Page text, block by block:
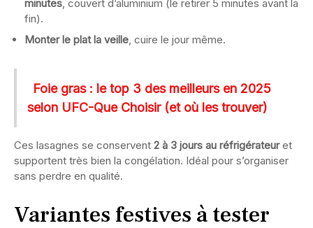
minutes, couvert d’aluminium (le retirer 5 minutes avant la
fin).
Monter le plat la veille , cuire le jour même.
Foie gras : le top 3 des meilleurs en 2025
selon UFC-Que Choisir (et où les trouver)
Ces lasagnes se conservent 2 à 3 jours au réfrigérateuret
supportent très bien la congélation. Idéal pour s’organiser
sans perdre en qualité.
Variantes festives à tester